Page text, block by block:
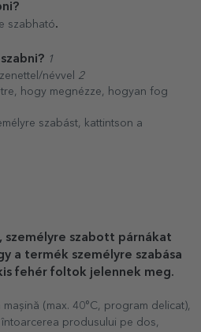
szabható.
1
névvel 2
hogy megnézze, hogyan fog
szabást, kattintson a
személyre szabott párnákat
a termék személyre szabása
fehér foltok jelennek meg.
(max. 40°C, program delicat),
produsului pe dos,